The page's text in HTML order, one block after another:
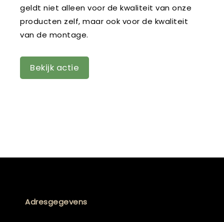
geldt niet alleen voor de kwaliteit van onze
producten zelf, maar ook voor de kwaliteit
van de montage.
Bekijk actie
Adresgegevens